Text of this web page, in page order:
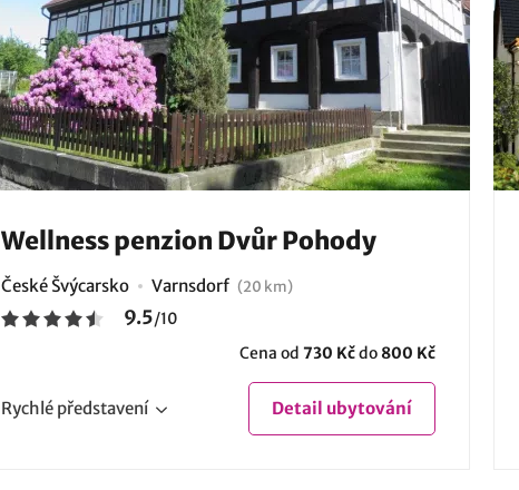
Wellness penzion Dvůr Pohody
České Švýcarsko Varnsdorf (20 km)
9.5/10
Cena od 730 Kčdo 800 Kč
Rychlé představení Detail ubytování